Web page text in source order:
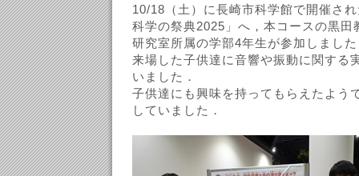
10/18（土）に長崎市科学館で開催さ
科学の祭典2025」へ，本コースの黒田
研究室所属の学部4年生が参加しまし
来場した子供達に音響や振動に関する
いました．
子供達にも興味を持ってもらえたよう
していました．